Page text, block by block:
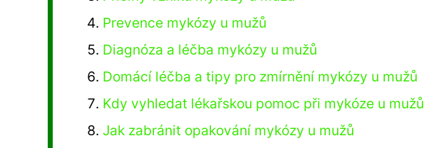
Prevence mykózy u mužů
Diagnóza a léčba mykózy u mužů
Domácí léčba a tipy pro zmírnění mykózy u mužů
Kdy vyhledat lékařskou pomoc při mykóze u mužů
Jak zabránit opakování mykózy u mužů